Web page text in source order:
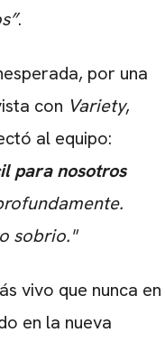
.
por una
con Variety,
al equipo:
para nosotros
sobrio."
vivo que nunca en
en la nueva